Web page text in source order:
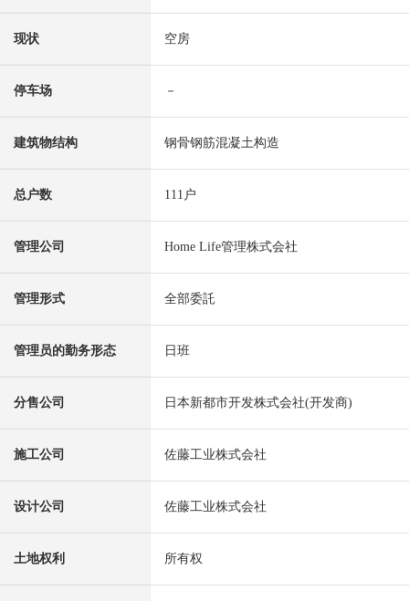
现状 空房
停车场 －
建筑物结构 钢骨钢筋混凝土构造
总户数 111户
管理公司 Home Life管理株式会社
管理形式 全部委託
管理员的勤务形态 日班
分售公司 日本新都市开发株式会社(开发商)
施工公司 佐藤工业株式会社
设计公司 佐藤工业株式会社
土地权利 所有权